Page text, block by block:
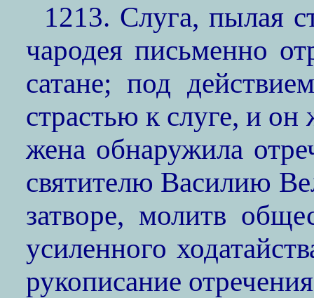
1213. Слуга, пылая
чародея письменно
сатане; под
страстью к слуге, и
жена обнаружила
святителю Василию
затворе, молитв
усиленного
рукописание